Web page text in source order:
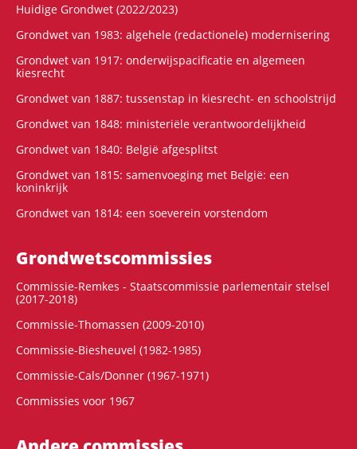
Huidige Grondwet (2022/2023)
Grondwet van 1983: algehele (redactionele) modernisering
Grondwet van 1917: onderwijspacificatie en algemeen
kiesrecht
Grondwet van 1887: tussenstap in kiesrecht- en schoolstrijd
Grondwet van 1848: ministeriële verantwoordelijkheid
Grondwet van 1840: België afgesplitst
Grondwet van 1815: samenvoeging met België: een
koninkrijk
Grondwet van 1814: een soeverein vorstendom
Grondwets­commissies
Commissie-Remkes - Staatscommissie parlementair stelsel
(2017-2018)
Commissie-Thomassen (2009-2010)
Commissie-Biesheuvel (1982-1985)
Commissie-Cals/Donner (1967-1971)
Commissies voor 1967